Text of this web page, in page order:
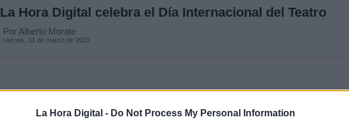
La Hora Digital - Do Not Process My Personal Information
La Hora Digital celebra el Día Internacional del Teatro
Por Alberto Morate
viernes, 31 de marzo de 2023